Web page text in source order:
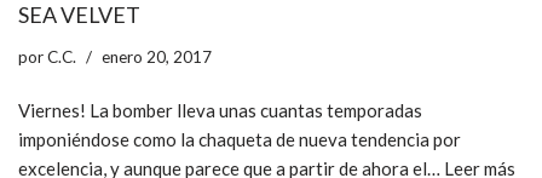
SEA VELVET
porC.C. enero 20, 2017
Viernes! La bomber lleva unas cuantas temporadas
imponiéndose como la chaqueta de nueva tendencia por
excelencia, y aunque parece que a partir de ahora el… Leer más